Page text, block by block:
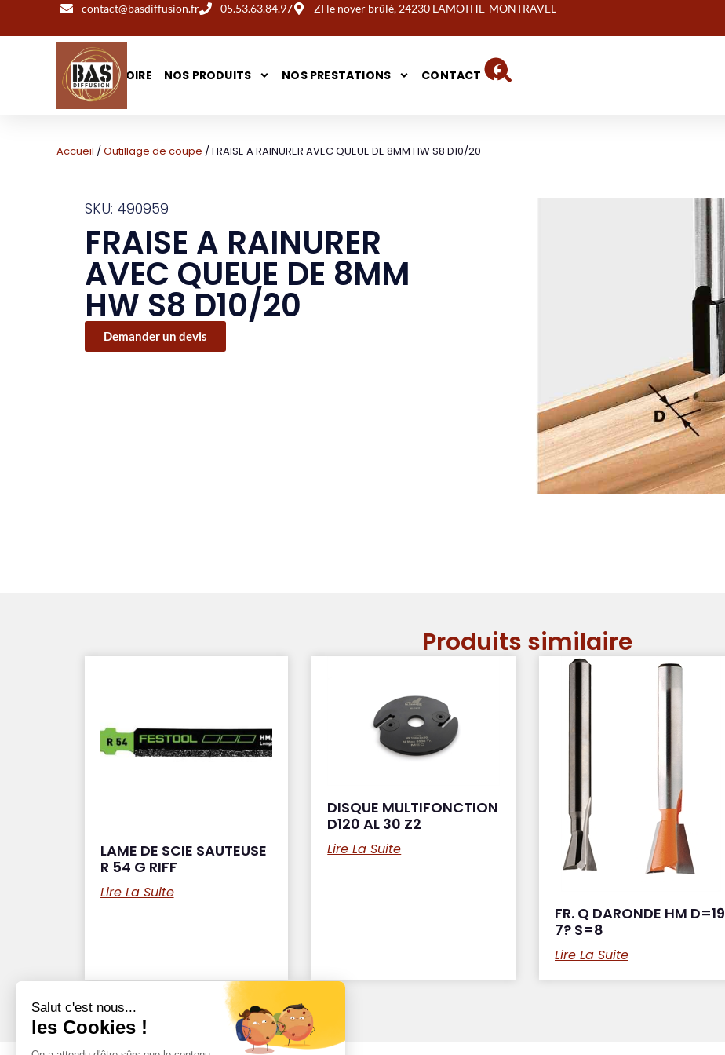
contact@basdiffusion.fr 05.53.63.84.97 ZI le noyer brûlé, 24230 LAMOTHE-MONTRAVEL
NOTRE HISTOIRE NOS PRODUITS NOS PRESTATIONS CONTACT
Accueil / Outillage de coupe / FRAISE A RAINURER AVEC QUEUE DE 8MM HW S8 D10/20
SKU: 490959
FRAISE A RAINURER
AVEC QUEUE DE 8MM
HW S8 D10/20
Demander un devis
Produits similaire
LAME DE SCIE SAUTEUSE
R 54 G RIFF
Lire La Suite
DISQUE MULTIFONCTION
D120 AL 30 Z2
Lire La Suite
FR. Q DARONDE HM D=19
7? S=8
Lire La Suite